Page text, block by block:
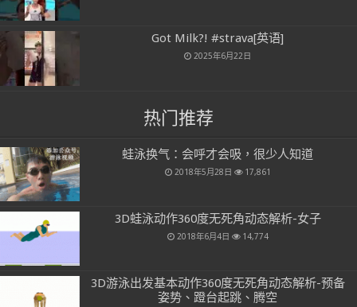
Got Milk?! #strava[英语]
2025年6月22日
热门推荐
蛙泳换气：会呼才会吸，很少人知道
2018年5月28日 17,861
3D蛙泳动作360度无死角动态解析-女子
2018年6月4日 14,774
3D游泳出发基本动作360度无死角动态解析-预备
姿势、蹬台起跳、腾空